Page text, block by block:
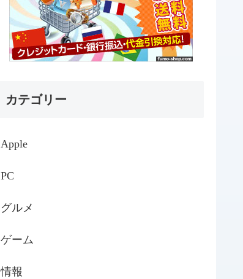
カテゴリー
Apple
PC
グルメ
ゲーム
情報